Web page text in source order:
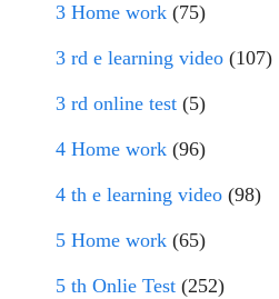
3 Home work (75)
3 rd e learning video (107)
3 rd online test (5)
4 Home work (96)
4 th e learning video (98)
5 Home work (65)
5 th Onlie Test (252)